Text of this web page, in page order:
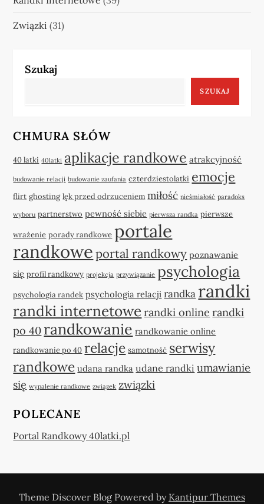
Związki (31)
Szukaj
SZUKAJ
CHMURA SŁÓW
40 latki 40latki aplikacje randkowe atrakcyjność
budowanie relacji budowanie zaufania czterdziestolatki emocje
flirt ghosting lęk przed odrzuceniem miłość nieśmiałość paradoks
wyboru partnerstwo pewność siebie pierwsza randka pierwsze
wrażenie porady randkowe portale
randkowe portal randkowy poznawanie
się profil randkowy projekcja przywiązanie psychologia
psychologia randek psychologia relacji randka randki
randki internetowe randki online randki
po 40 randkowanie randkowanie online
randkowanie po 40 relacje samotność serwisy
randkowe udana randka udane randki umawianie
się wypalenie randkowe związek związki
POLECANE
Portal Randkowy 40latki.pl
Theme Discover Blog Powered by Kantipur Themes